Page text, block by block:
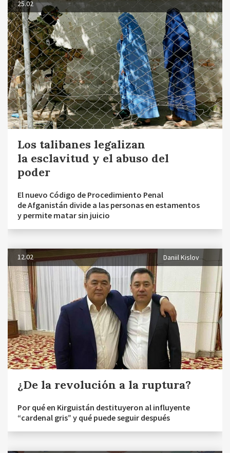
25.02
Los talibanes legalizan
la esclavitud y el abuso del
poder
El nuevo Código de Procedimiento Penal
de Afganistán divide a las personas en estamentos
y permite matar sin juicio
12.02 Daniil Kislov
¿De la revolución a la ruptura?
Por qué en Kirguistán destituyeron al influyente
“cardenal gris” y qué puede seguir después